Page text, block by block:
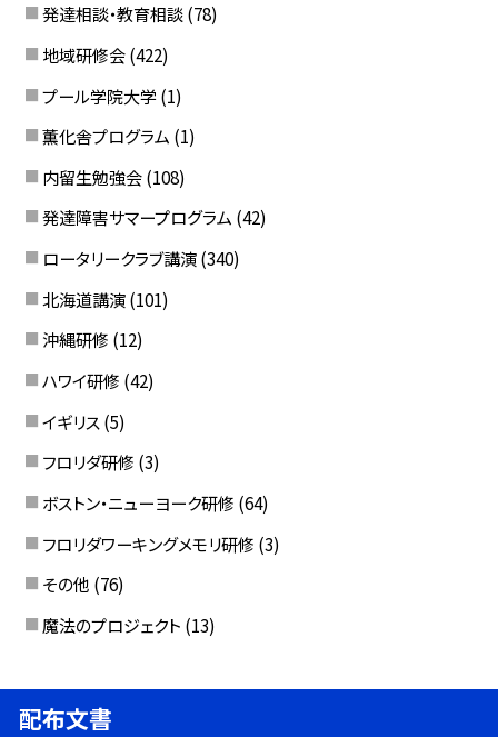
発達相談・教育相談 (78)
地域研修会 (422)
プール学院大学 (1)
薫化舎プログラム (1)
内留生勉強会 (108)
発達障害サマープログラム (42)
ロータリークラブ講演 (340)
北海道講演 (101)
沖縄研修 (12)
ハワイ研修 (42)
イギリス (5)
フロリダ研修 (3)
ボストン・ニューヨーク研修 (64)
フロリダワーキングメモリ研修 (3)
その他 (76)
魔法のプロジェクト (13)
配布文書